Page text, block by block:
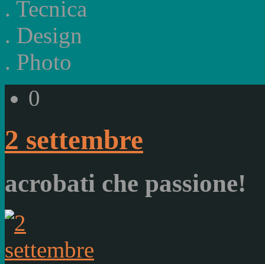
. Tecnica
. Design
. Photo
0
2 settembre
acrobati che passione!